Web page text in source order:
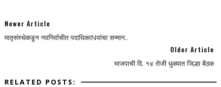
Newer Article
मातृसंस्थेकडून नवनिर्वाचीत पदाधिकाNयांचा सन्मान..
Older Article
भाजपाची दि. १४ रोजी धुळ्यात जिल्हा बैठक
RELATED POSTS: